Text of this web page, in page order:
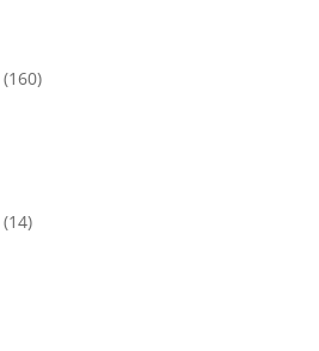
(160)
(14)